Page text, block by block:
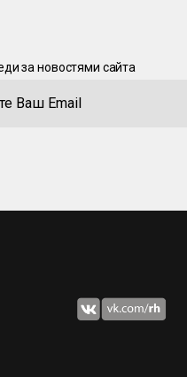
за новостями сайта